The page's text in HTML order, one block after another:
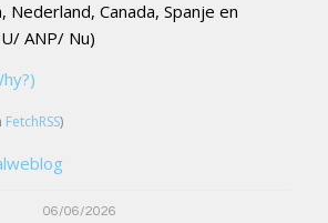
Nederland, Canada, Spanje en
ANP/ Nu)
FetchRSS)
06/06/2026